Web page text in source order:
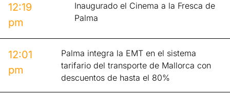
12:19
pm
Inaugurado el Cinema a la Fresca de
Palma
12:01
pm
Palma integra la EMT en el sistema
tarifario del transporte de Mallorca con
descuentos de hasta el 80%